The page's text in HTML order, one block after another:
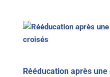
Rééducation après